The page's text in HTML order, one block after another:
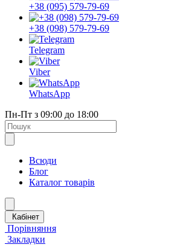
+38 (095) 579-79-69
+38 (098) 579-79-69
Telegram
Viber
WhatsApp
Пн-Пт з 09:00 до 18:00
Всюди
Блог
Каталог товарів
Кабінет
Порівняння
Закладки